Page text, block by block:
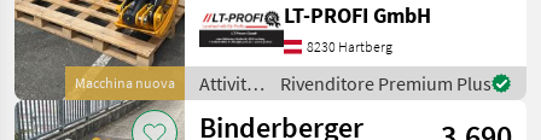
Macchina nuova
Maschine zu besichtigen bei
#LT-Profi GmbH
#LandtechnikFürProfis Das
LT-PROFI Landtechnik für
Profis
LT-PROFI GmbH
8230 Hartberg
Attività
forestali
e
Rivenditore Premium Plus
Binderberger